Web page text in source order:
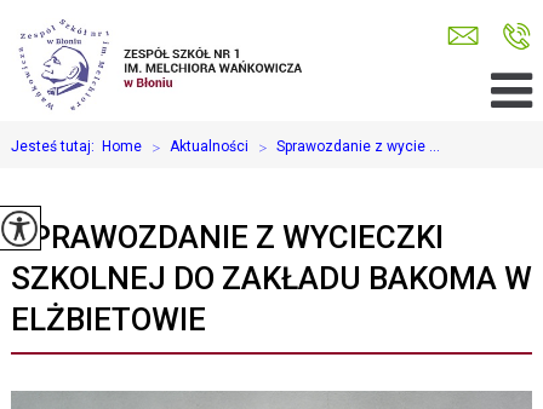
Jesteś tutaj: Home > Aktualności > Sprawozdanie z wycie ...
SPRAWOZDANIE Z WYCIECZKI
SZKOLNEJ DO ZAKŁADU BAKOMA W
ELŻBIETOWIE